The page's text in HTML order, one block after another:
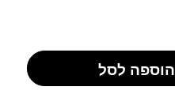
הוספה לסל